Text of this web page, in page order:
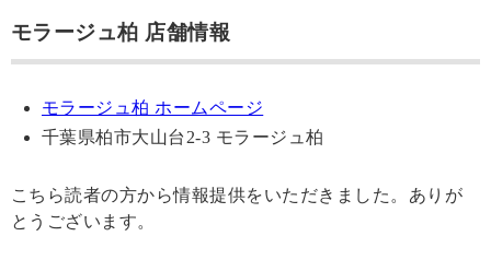
モラージュ柏 店舗情報
モラージュ柏 ホームページ
千葉県柏市大山台2-3 モラージュ柏
こちら読者の方から情報提供をいただきました。ありが
とうございます。